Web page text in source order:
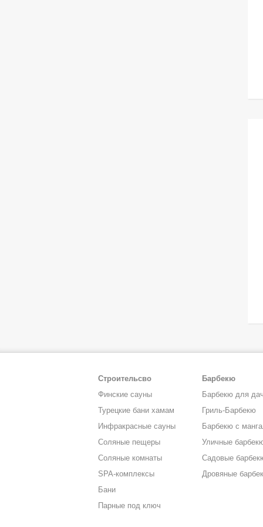
Строительсво
Финские сауны
Турецкие бани хамам
Инфракрасные сауны
Соляные пещеры
Соляные комнаты
SPA-комплексы
Бани
Парные под ключ
Барбекю
Барбекю для
Гриль-Барбекю
Барбекю с
Уличные
Садовые
Дровяные